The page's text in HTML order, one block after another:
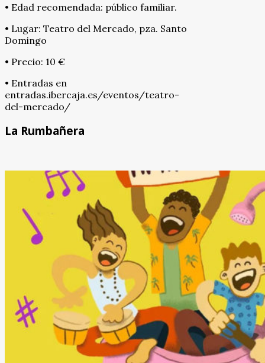
• Edad recomendada: público familiar.
• Lugar: Teatro del Mercado, pza. Santo
Domingo
• Precio: 10 €
• Entradas en
entradas.ibercaja.es/eventos/teatro-
del-mercado/
La Rumbañera